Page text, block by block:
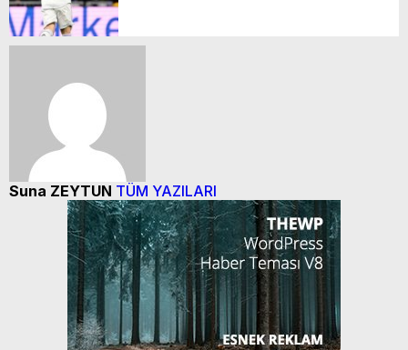
Suna ZEYTUN TÜM YAZILARI